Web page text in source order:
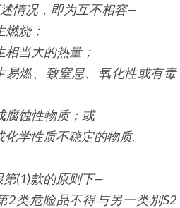
情况，即为互不相容—
燃烧；
相当大的热量；
易燃、致窒息、氧化性或有毒
腐蚀性物质；或
化学性质不稳定的物质。
第(1)款的原则下—
2类危险品不得与另一类別S2